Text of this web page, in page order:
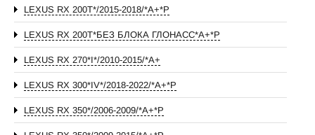
LEXUS RX 200T*/2015-2018/*А+*P
LEXUS RX 200T*БЕЗ БЛОКА ГЛОНАСС*А+*P
LEXUS RX 270*I*/2010-2015/*А+
LEXUS RX 300*IV*/2018-2022/*А+*P
LEXUS RX 350*/2006-2009/*А+*P